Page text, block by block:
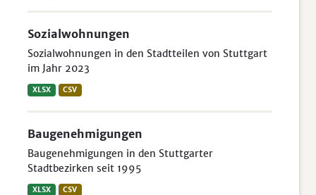
Sozialwohnungen
Sozialwohnungen in den Stadtteilen von Stuttgart
im Jahr 2023
XLSX CSV
Baugenehmigungen
Baugenehmigungen in den Stuttgarter
Stadtbezirken seit 1995
XLSX CSV